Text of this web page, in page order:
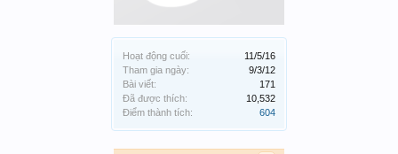
Hoạt động cuối:
11/5/16
Tham gia ngày:
9/3/12
Bài viết:
171
Đã được thích:
10,532
Điểm thành tích:
604